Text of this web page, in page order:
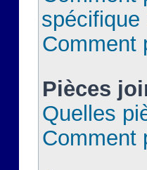
spécifique
Comment
Pièces
Quelles
Comment